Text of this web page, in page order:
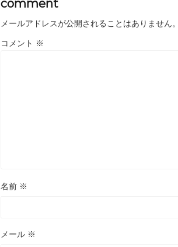
comment
メールアドレスが公開されることはありません。
コメント ※
名前 ※
メール ※